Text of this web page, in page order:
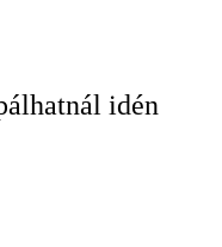
idén